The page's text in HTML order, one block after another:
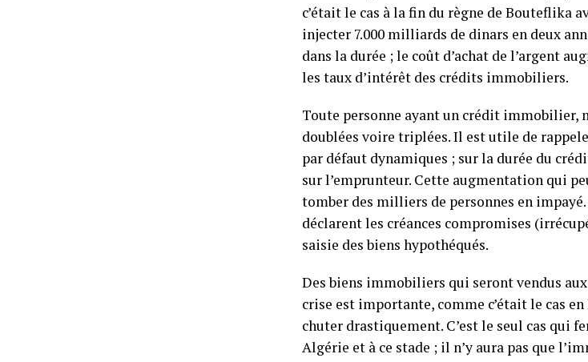
c’était le cas à la fin du règne de Bouteflika
injecter 7.000 milliards de dinars en deux
dans la durée ; le coût d’achat de l’argent
les taux d’intérêt des crédits immobiliers.
Toute personne ayant un crédit immobilier,
doublées voire triplées. Il est utile de
par défaut dynamiques ; sur la durée du
sur l’emprunteur. Cette augmentation qui
tomber des milliers de personnes en impayé.
déclarent les créances compromises
saisie des biens hypothéqués.
Des biens immobiliers qui seront vendus
crise est importante, comme c’était le cas
chuter drastiquement. C’est le seul cas qui
Algérie et à ce stade ; il n’y aura pas que